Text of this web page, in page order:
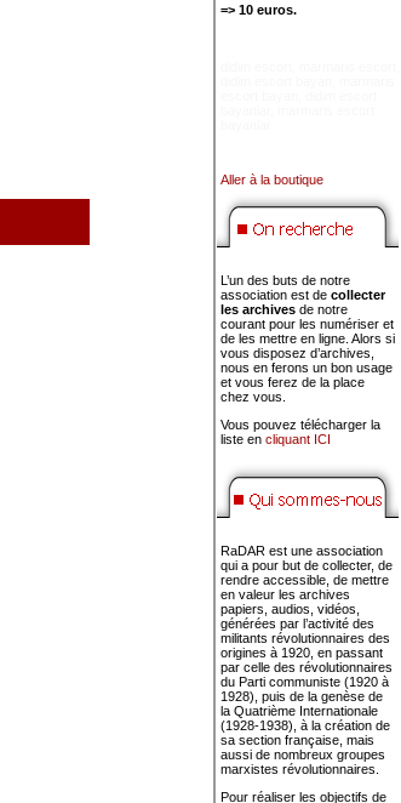
=> 10 euros.
Aller à la boutique
L’un des buts de notre
association est de collecter
les archives de notre
courant pour les numériser et
de les mettre en ligne. Alors si
vous disposez d’archives,
nous en ferons un bon usage
et vous ferez de la place
chez vous.
Vous pouvez télécharger la
liste en cliquant ICI
RaDAR est une association
qui a pour but de collecter, de
rendre accessible, de mettre
en valeur les archives
papiers, audios, vidéos,
générées par l’activité des
militants révolutionnaires des
origines à 1920, en passant
par celle des révolutionnaires
du Parti communiste (1920 à
1928), puis de la genèse de
la Quatrième Internationale
(1928-1938), à la création de
sa section française, mais
aussi de nombreux groupes
marxistes révolutionnaires.
Pour réaliser les objectifs de